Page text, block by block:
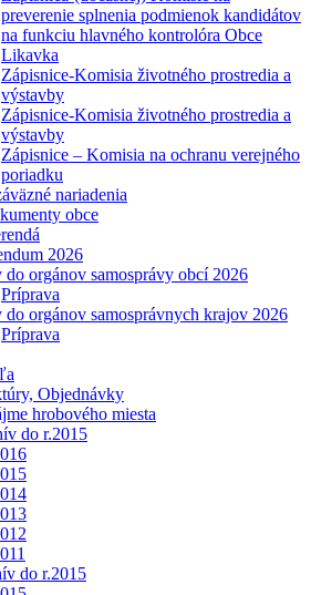
preverenie splnenia podmienok kandidátov
na funkciu hlavného kontrolóra Obce
Likavka
Zápisnice-Komisia životného prostredia a
výstavby
Zápisnice-Komisia životného prostredia a
výstavby
Zápisnice – Komisia na ochranu verejného
poriadku
nariadenia
obce
2026
orgánov samosprávy obcí 2026
Príprava
orgánov samosprávnych krajov 2026
Príprava
Objednávky
hrobového miesta
do r.2015
do r.2015